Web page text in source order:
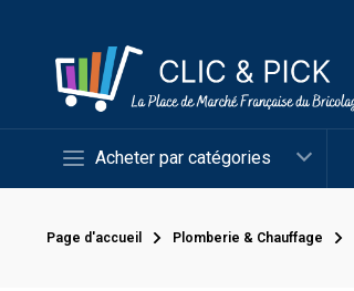
Acheter par catégories
Page d'accueil Plomberie & Chauffage